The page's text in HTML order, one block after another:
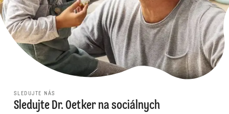
SLEDUJTE NÁS
Sledujte Dr. Oetker na sociálnych